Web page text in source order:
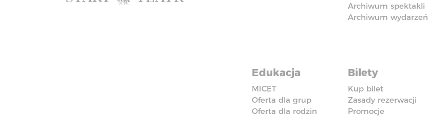
Archiwum spektakli
Archiwum wydarzeń
Edukacja
MICET
Oferta dla grup
Oferta dla rodzin
Bilety
Kup bilet
Zasady rezerwacji
Promocje